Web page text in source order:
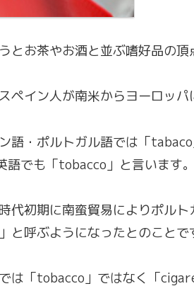
とお茶やお酒と並ぶ嗜好品の頂
ペイン人が南米からヨーロッ
語・ポルトガル語では「
語でも「tobacco」と言います。
代初期に南蛮貿易によりポル
と呼ぶようになったとのことで
は「tobacco」ではなく「